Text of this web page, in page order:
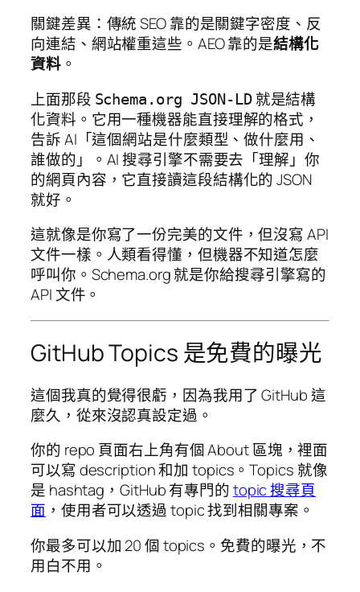
關鍵差異：傳統 SEO 靠的是關鍵字密度、反
向連結、網站權重這些。AEO 靠的是結構化
資料。
上面那段 Schema.org JSON-LD就是結構
化資料。它用一種機器能直接理解的格式，
告訴 AI「這個網站是什麼類型、做什麼用、
誰做的」。AI 搜尋引擎不需要去「理解」你
的網頁內容，它直接讀這段結構化的 JSON
就好。
這就像是你寫了一份完美的文件，但沒寫 API
文件一樣。人類看得懂，但機器不知道怎麼
呼叫你。Schema.org 就是你給搜尋引擎寫的
API 文件。
GitHub Topics 是免費的曝光
這個我真的覺得很虧，因為我用了 GitHub 這
麼久，從來沒認真設定過。
你的 repo 頁面右上角有個 About 區塊，裡面
可以寫 description 和加 topics。Topics 就像
是 hashtag，GitHub 有專門的topic 搜尋頁
面 ，使用者可以透過 topic 找到相關專案。
你最多可以加 20 個 topics。免費的曝光，不
用白不用。